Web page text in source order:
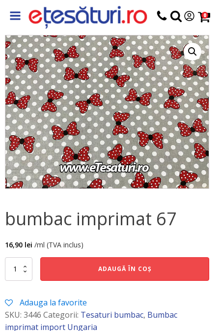
0
bumbac imprimat 67
16,90 lei /ml (TVA inclus)
Cantitate
bumbac
ADAUGĂ ÎN COȘ
Adauga la favorite
SKU: 3446 Categorii: Tesaturi bumbac, Bumbac
imprimat import Ungaria